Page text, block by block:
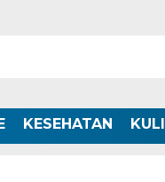
KESEHATAN